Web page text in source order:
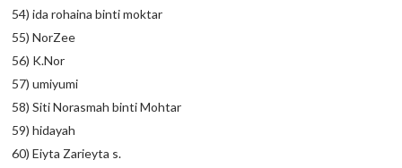
54) ida rohaina binti moktar
55) NorZee
56) K.Nor
57) umiyumi
58) Siti Norasmah binti Mohtar
59) hidayah
60) Eiyta Zarieyta s.